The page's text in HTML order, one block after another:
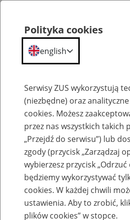
Komunikaty
Polityka cookies
english
Serwisy ZUS wykorzystują
(niezbędne) oraz
cookies. Możesz
przez nas wszystkich takich
„Przejdź do serwisu”) lub
zgody (przycisk „Zarządzaj
wybierzesz przycisk
będziemy wykorzystywać
cookies. W każdej chwili
ustawienia. Aby to zrobić,
plików cookies” w stopce.